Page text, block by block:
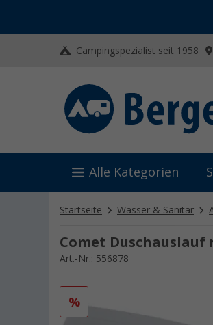
Campingspezialist seit 1958
Alle Kategorien
Startseite Wasser & Sanitär
Comet Duschauslauf
Art.-Nr.: 556878
%